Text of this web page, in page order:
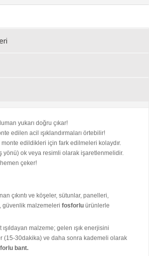
yukarı doğru çıkar!
edilen acil ışıklandırmaları örtebilir!
monte edildikleri için fark edilmeleri kolaydır.
yönü) ok veya resimli olarak işaretlenmelidir.
çeker!
çıkıntı ve köşeler, sütunlar, panelleri,
güvenlik malzemeleri fosforlu ürünlerle
malzeme; gelen ışık enerjisini
(15-30dakika) ve daha sonra kademeli olarak
bant.